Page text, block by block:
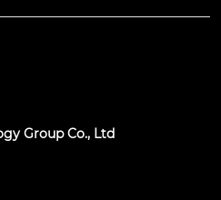
Group Co., Ltd